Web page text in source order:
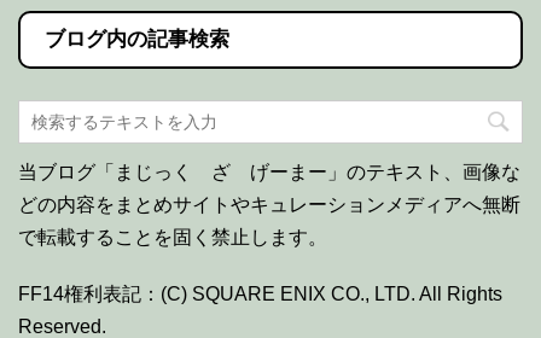
ブログ内の記事検索
当ブログ「まじっく ざ げーまー」のテキスト、画像な
どの内容をまとめサイトやキュレーションメディアへ無断
で転載することを固く禁止します。
FF14権利表記：(C) SQUARE ENIX CO., LTD. All Rights
Reserved.